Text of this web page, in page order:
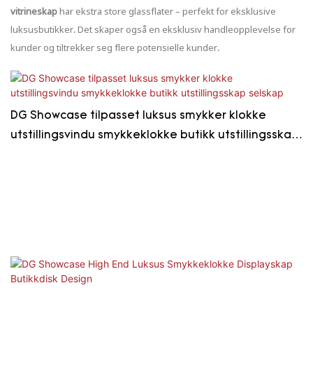
vitrineskaphar ekstra store glassflater – perfekt for eksklusive
luksusbutikker. Det skaper også en eksklusiv handleopplevelse for
kunder og tiltrekker seg flere potensielle kunder.
DG Showcase tilpasset luksus smykker klokke
utstillingsvindu smykkeklokke butikk utstillingsskap